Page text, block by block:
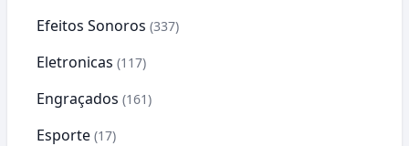
Efeitos Sonoros (337)
Eletronicas (117)
Engraçados (161)
Esporte (17)